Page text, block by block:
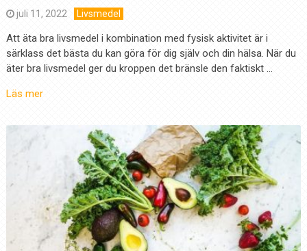
juli 11, 2022 Livsmedel
Att äta bra livsmedel i kombination med fysisk aktivitet är i
särklass det bästa du kan göra för dig själv och din hälsa. När du
äter bra livsmedel ger du kroppen det bränsle den faktiskt …
Läs mer